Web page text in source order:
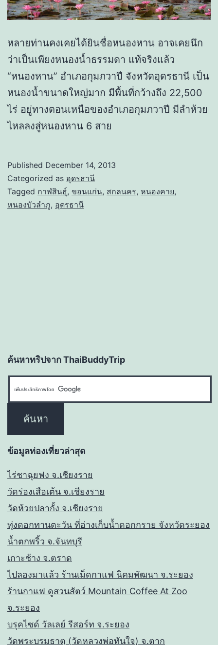
หลายท่านคงเคยได้ยินชื่อหนองหาน อาจเคยนึก
ว่าเป็นเพียงหนองน้ำธรรมดา แท้จริงแล้ว
“หนองหาน” อำเภอกุมภวาปี จังหวัดอุดรธานี เป็น
หนองน้ำขนาดใหญ่มาก มีพื้นที่กว้างถึง 22,500
ไร่ อยู่ทางตอนเหนือของอำเภอกุมภวาปี มีลำห้วย
ไหลลงสู่หนองหาน 6 สาย
Published December 14, 2013
Categorized as อุดรธานี
Tagged กาฬสินธุ์, ขอนแก่น, สกลนคร, หนองคาย,
หนองบัวลำภู, อุดรธานี
ค้นหาทริปจาก ThaiBuddyTrip
ข้อมูลท่องเที่ยวล่าสุด
ไร่ชาฉุยฟง จ.เชียงราย
วัดร่องเสือเต้น จ.เชียงราย
วัดห้วยปลากั้ง จ.เชียงราย
ทุ่งดอกทานตะวัน ที่อ่างเก็บน้ำดอกกราย จังหวัดระยอง
น้ำตกพริ้ว จ.จันทบุรี
เกาะช้าง จ.ตราด
ไปลองมาแล้ว ร้านเม็ดกาแฟ นิคมพัฒนา จ.ระยอง
ร้านกาแฟ ดูสวนสัตว์ Mountain Coffee At Zoo
จ.ระยอง
บรุคไซด์ วัลเลย์ รีสอร์ท จ.ระยอง
วัดพระบรมธาตุ (วัดหลวงพ่อทันใจ) จ.ตาก